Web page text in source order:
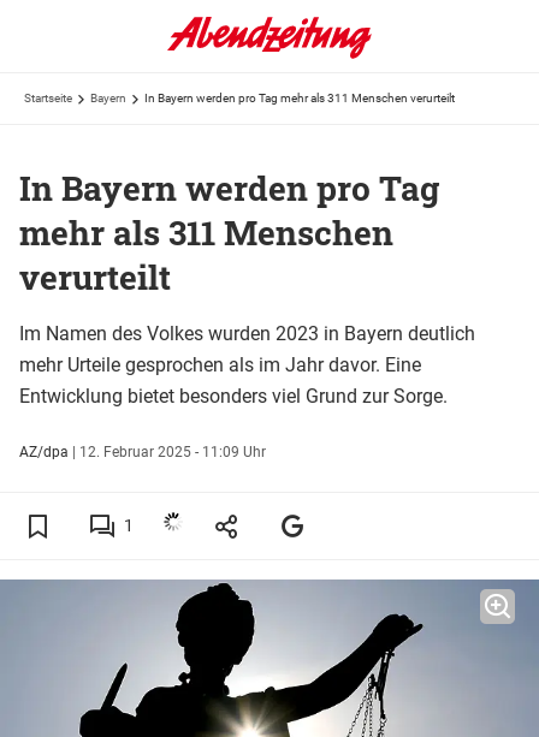
Startseite Bayern In Bayern werden pro Tag mehr als 311 Menschen verurteilt
In Bayern werden pro Tag
mehr als 311 Menschen
verurteilt
Im Namen des Volkes wurden 2023 in Bayern deutlich
mehr Urteile gesprochen als im Jahr davor. Eine
Entwicklung bietet besonders viel Grund zur Sorge.
AZ/dpa | 12. Februar 2025 - 11:09 Uhr
1